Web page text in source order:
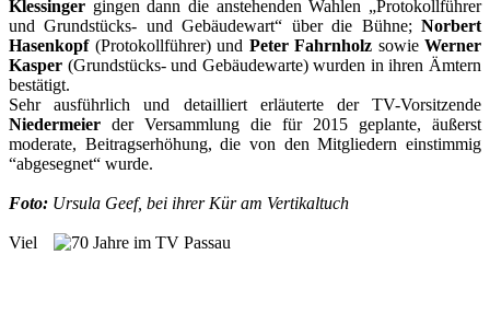
Klessinger gingen dann die anstehenden Wahlen „Protokollführer
und Grundstücks- und Gebäudewart“ über die Bühne; Norbert
Hasenkopf(Protokollführer) und Peter Fahrnholz sowie Werner
Kasper (Grundstücks- und Gebäudewarte) wurden in ihren Ämtern
bestätigt.
Sehr ausführlich und detailliert erläuterte der TV-Vorsitzende
Niedermeier der Versammlung die für 2015 geplante, äußerst
moderate, Beitragserhöhung, die von den Mitgliedern einstimmig
“abgesegnet“ wurde.
Foto: Ursula Geef, bei ihrer Kür am Vertikaltuch
Viel